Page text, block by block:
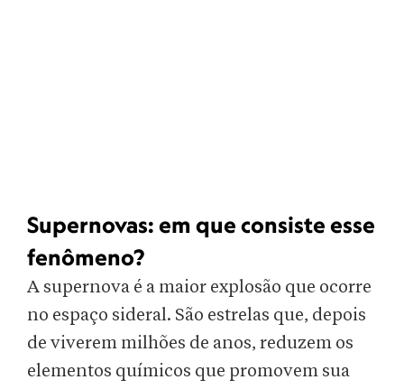
Supernovas: em que consiste esse
fenômeno?
A supernova é a maior explosão que ocorre
no espaço sideral. São estrelas que, depois
de viverem milhões de anos, reduzem os
elementos químicos que promovem sua